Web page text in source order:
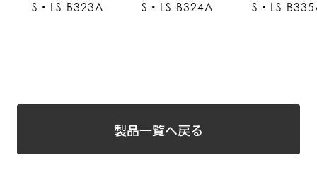
S・LS-B323A S・LS-B324A S・LS-
製品一覧へ戻る